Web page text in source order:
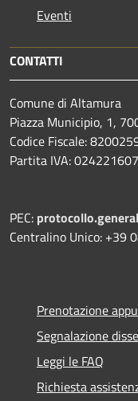
Eventi
CONTATTI
Comune di Altamura
Piazza Municipio, 1,
Codice Fiscale:
Partita IVA:
PEC:
Centralino Unico: +39
Prenotazione
Segnalazione
Leggi le FAQ
Richiesta